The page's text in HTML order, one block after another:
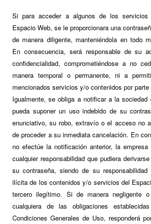
Si para acceder a algunos de los servicios
Espacio Web, se le proporcionara una
de manera diligente, manteniéndola en todo
En consecuencia, será responsable de su
confidencialidad, comprometiéndose a no
manera temporal o permanente, ni a
mencionados servicios y/o contenidos por
Igualmente, se obliga a notificar a la sociedad
pueda suponer un uso indebido de su
enunciativo, su robo, extravío o el acceso no
de proceder a su inmediata cancelación. En
no efectúe la notificación anterior, la empresa
cualquier responsabilidad que pudiera
su contraseña, siendo de su responsabilidad
ilícita de los contenidos y/o servicios del
tercero ilegítimo. Si de manera negligente o
cualquiera de las obligaciones
Condiciones Generales de Uso, responderá